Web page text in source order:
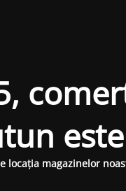
este
locația magazinelor